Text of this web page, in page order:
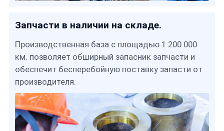
Запчасти в наличии на складе.
Производственная база с площадью 1 200 000
км. позволяет обширный запасник запчасти и
обеспечит бесперебойную поставку запасти от
производителя.